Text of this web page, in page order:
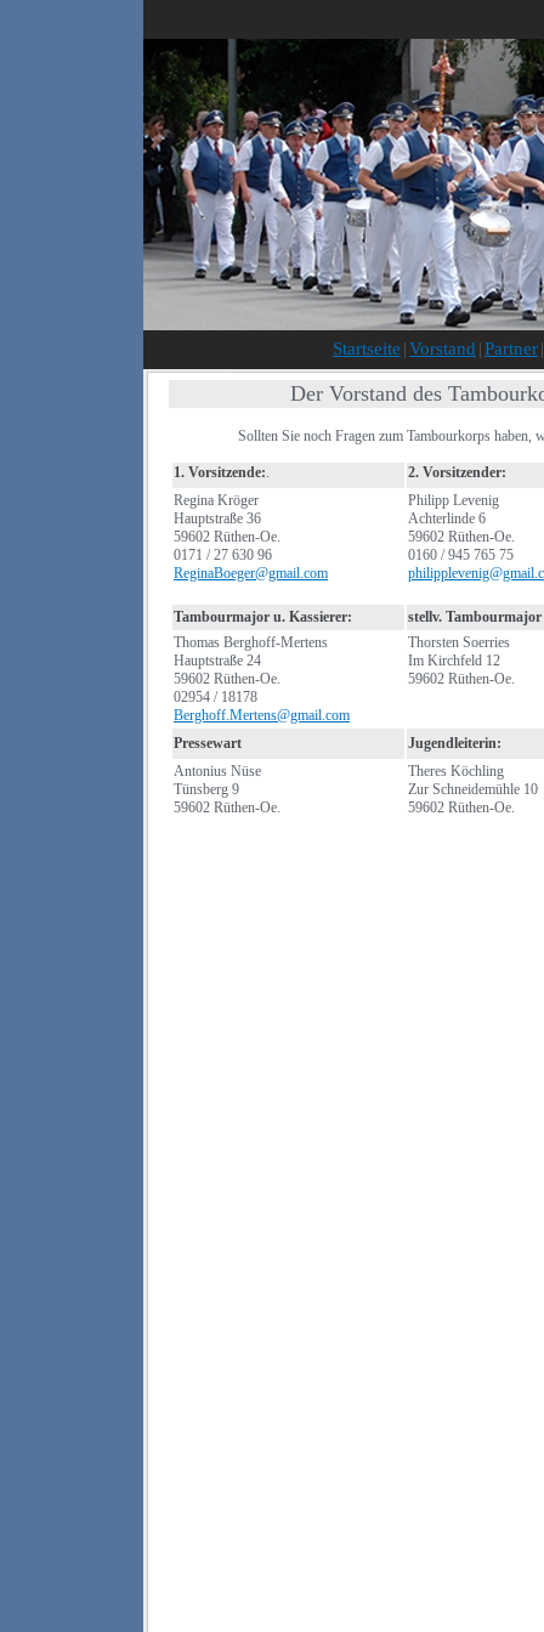
Startseite |Vorstand |Partner|
Der Vorstand des
Sollten Sie noch Fragen zum Tambourkorps haben,
1. Vorsitzende:.
2. Vorsitzender:
Regina Kröger
Hauptstraße 36
59602 Rüthen-Oe.
0171 / 27 630 96
ReginaBoeger@gmail.com
Philipp Levenig
Achterlinde 6
59602 Rüthen-Oe.
0160 / 945 765 75
Tambourmajor u. Kassierer:
stellv. Tambourmajor
Thomas Berghoff-Mertens
Hauptstraße 24
59602 Rüthen-Oe.
02954 / 18178
Berghoff.Mertens@gmail.com
Thorsten Soerries
Im Kirchfeld 12
59602 Rüthen-Oe.
Pressewart
Jugendleiterin:
Antonius Nüse
Tünsberg 9
59602 Rüthen-Oe.
Theres Köchling
Zur Schneidemühle 10
59602 Rüthen-Oe.